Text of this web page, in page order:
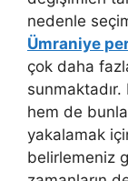
nedenle
Ümraniye
çok daha
hem de
yakalamak
belirlemeniz